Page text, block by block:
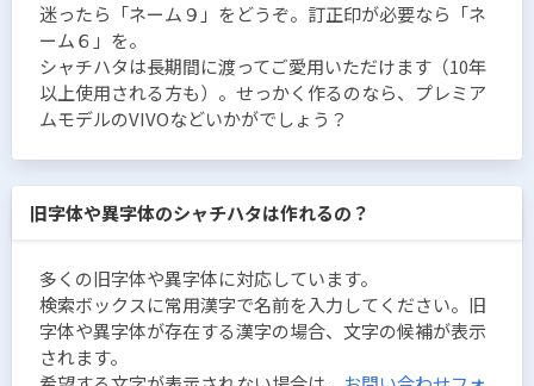
迷ったら「ネーム９」をどうぞ。訂正印が必要なら「ネ
ーム６」を。
シャチハタは長期間に渡ってご愛用いただけます（10年
以上使用される方も）。せっかく作るのなら、プレミア
ムモデルのVIVOなどいかがでしょう？
旧字体や異字体のシャチハタは作れるの？
多くの旧字体や異字体に対応しています。
検索ボックスに常用漢字で名前を入力してください。旧
字体や異字体が存在する漢字の場合、文字の候補が表示
されます。